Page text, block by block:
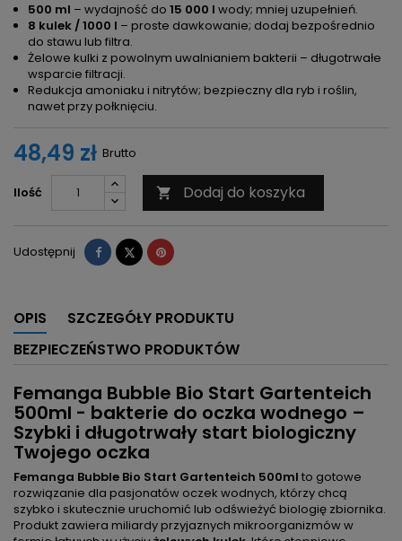
500 ml – wydajność do 15 000 l wody; mniej uzupełnień.
8 kulek / 1000 l – proste dawkowanie; dodaj bezpośrednio
do stawu lub filtra.
Żelowe kulki z powolnym uwalnianiem bakterii – długotrwałe
wsparcie filtracji.
Redukcja amoniaku i nitrytów; bezpieczny dla ryb i roślin,
nawet przy połknięciu.
48,49 zł Brutto
Ilość  Dodaj do koszyka
Udostępnij Udostępnij
TweetujPinterest
OPIS
SZCZEGÓŁY PRODUKTU
BEZPIECZEŃSTWO PRODUKTÓW
Femanga Bubble Bio Start Gartenteich
500ml - bakterie do oczka wodnego –
Szybki i długotrwały start biologiczny
Twojego oczka
Femanga Bubble Bio Start Gartenteich 500ml to gotowe
rozwiązanie dla pasjonatów oczek wodnych, którzy chcą
szybko i skutecznie uruchomić lub odświeżyć biologię zbiornika.
Produkt zawiera miliardy przyjaznych mikroorganizmów w